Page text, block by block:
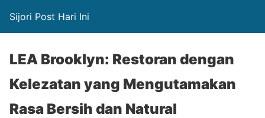
Sijori Post Hari Ini
LEA Brooklyn: Restoran dengan
Kelezatan yang Mengutamakan
Rasa Bersih dan Natural